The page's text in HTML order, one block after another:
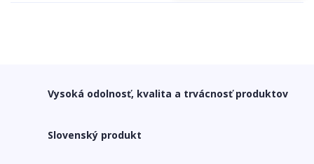
Vysoká odolnosť, kvalita a trvácnosť produktov
Slovenský produkt